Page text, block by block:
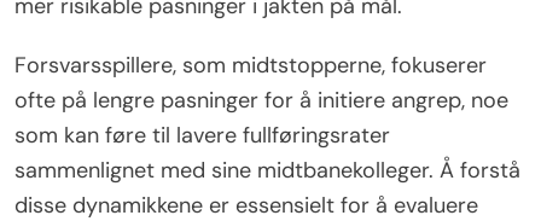
mer risikable pasninger i jakten på mål.
Forsvarsspillere, som midtstopperne, fokuserer
ofte på lengre pasninger for å initiere angrep, noe
som kan føre til lavere fullføringsrater
sammenlignet med sine midtbanekolleger. Å forstå
disse dynamikkene er essensielt for å evaluere